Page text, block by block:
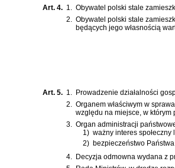
Art. 4. 1. Obywatel polski stale
2. Obywatel polski stale
będących jego własnością
Art. 5. 1. Prowadzenie działalności
2. Organem właściwym w
względu na miejsce, w którym
3. Organ administracji
1) ważny interes
2) bezpieczeństwo
4. Decyzja odmowna wydana z